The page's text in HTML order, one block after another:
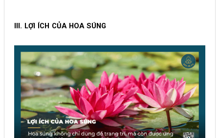
III. LỢI ÍCH CỦA HOA SÚNG